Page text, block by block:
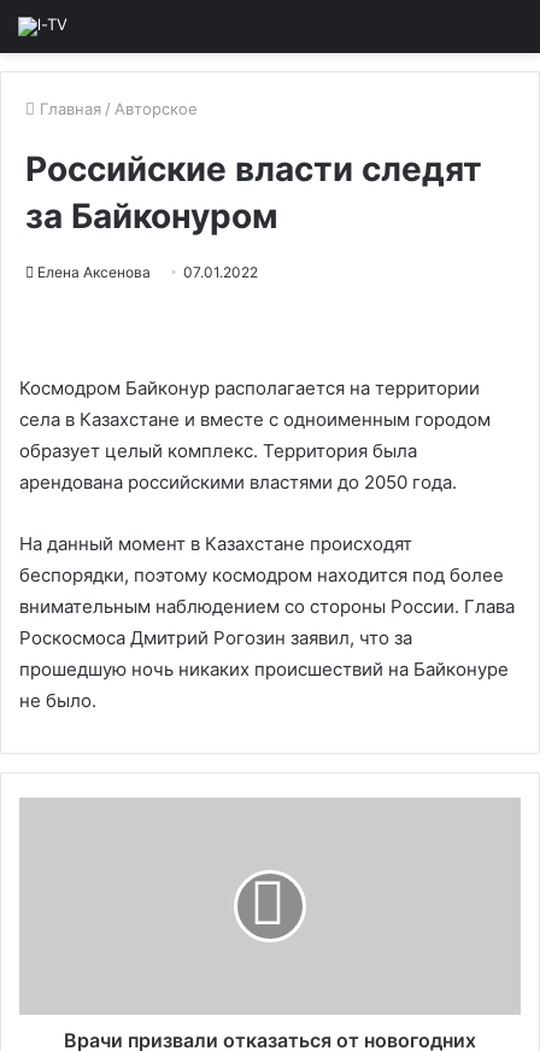
Главная / Авторское
Российские власти следят
за Байконуром
Елена Аксенова 07.01.2022
Космодром Байконур располагается на территории
села в Казахстане и вместе с одноименным городом
образует целый комплекс. Территория была
арендована российскими властями до 2050 года.
На данный момент в Казахстане происходят
беспорядки, поэтому космодром находится под более
внимательным наблюдением со стороны России. Глава
Роскосмоса Дмитрий Рогозин заявил, что за
прошедшую ночь никаких происшествий на Байконуре
не было.
Врачи призвали отказаться от новогодних